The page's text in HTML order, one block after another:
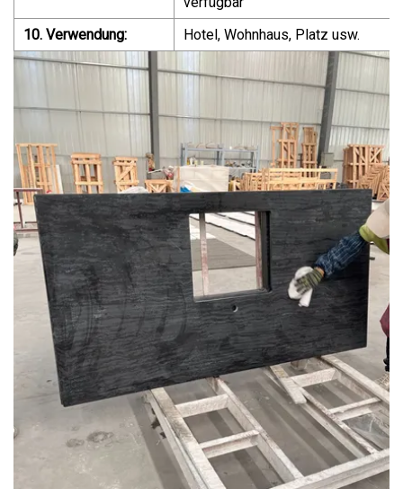
10. Verwendung:
Hotel, Wohnhaus, Platz usw.